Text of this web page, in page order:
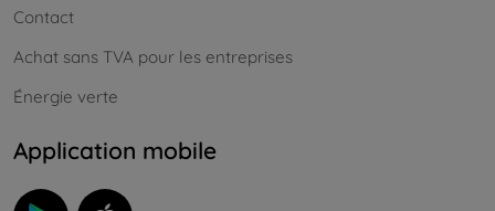
Contact
Achat sans TVA pour les entreprises
Énergie verte
Application mobile